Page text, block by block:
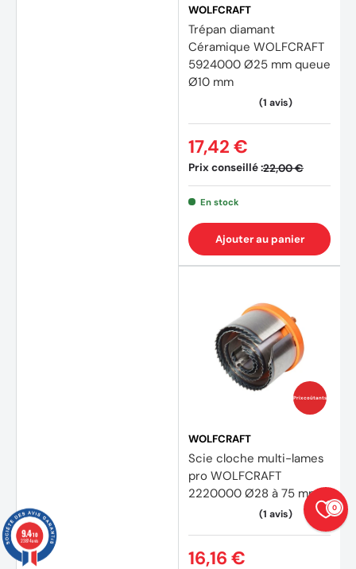
WOLFCRAFT
Trépan diamant
Céramique WOLFCRAFT
5924000 Ø25 mm queue
Ø10 mm
Prix conseillé :22,00 €
17,42 €
En stock
Ajouter au panier
Prix coûtants
WOLFCRAFT
Scie cloche multi-lames
pro WOLFCRAFT
2220000 Ø28 à 75 mm
16,16 €
0
9.4/10
23874 avis